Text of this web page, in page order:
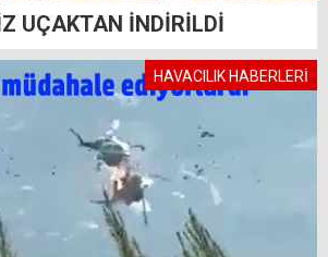
UÇAKTAN İNDİRİLDİ
HAVACILIK HABERLERİ